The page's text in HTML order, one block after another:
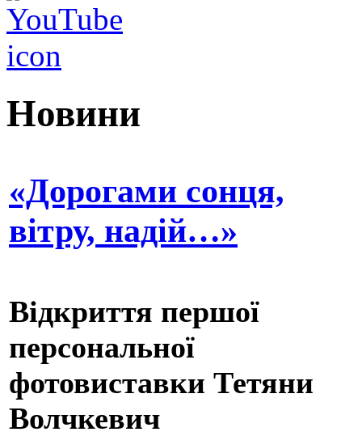
Новини
«Дорогами сонця,
вітру, надій…»
Відкриття першої
персональної
фотовиставки Тетяни
Волчкевич